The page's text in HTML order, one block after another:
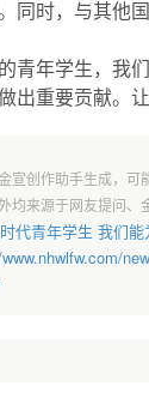
同时，与其他
青年学生，我
出重要贡献。
宣创作助手生成，可
均来源于网友提问
代青年学生 我们